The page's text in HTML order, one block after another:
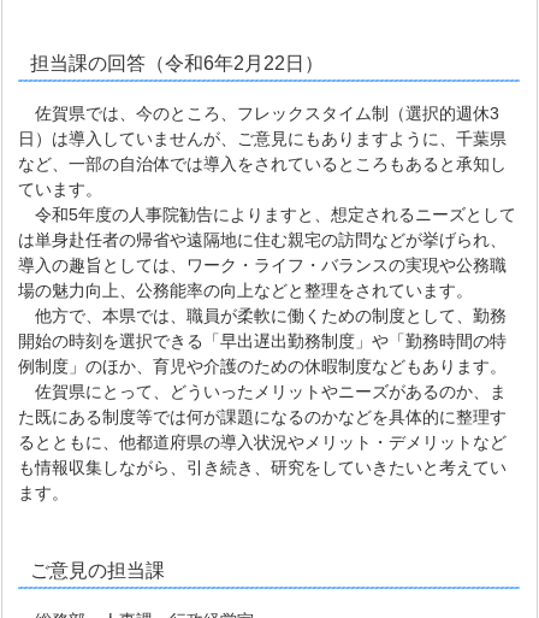
担当課の回答（令和6年2月22日）
佐賀県では、今のところ、フレックスタイム制（選択的週休3
日）は導入していませんが、ご意見にもありますように、千葉県
など、一部の自治体では導入をされているところもあると承知し
ています。
令和5年度の人事院勧告によりますと、想定されるニーズとして
は単身赴任者の帰省や遠隔地に住む親宅の訪問などが挙げられ、
導入の趣旨としては、ワーク・ライフ・バランスの実現や公務職
場の魅力向上、公務能率の向上などと整理をされています。
他方で、本県では、職員が柔軟に働くための制度として、勤務
開始の時刻を選択できる「早出遅出勤務制度」や「勤務時間の特
例制度」のほか、育児や介護のための休暇制度などもあります。
佐賀県にとって、どういったメリットやニーズがあるのか、ま
た既にある制度等では何が課題になるのかなどを具体的に整理す
るとともに、他都道府県の導入状況やメリット・デメリットなど
も情報収集しながら、引き続き、研究をしていきたいと考えてい
ます。
ご意見の担当課